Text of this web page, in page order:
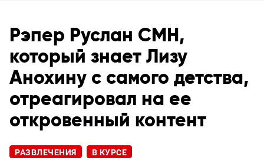
Рэпер Руслан CMH,
который знает Лизу
Анохину с самого детства,
отреагировал на ее
откровенный контент
РАЗВЛЕЧЕНИЯ В КУРСЕ